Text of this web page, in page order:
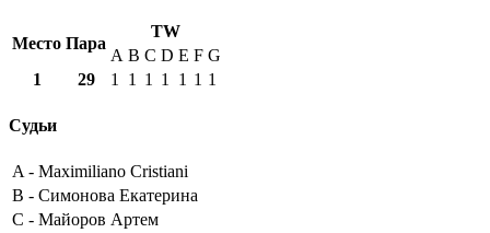
Место Пара
TW
A B C D E F G
1
29 1 1 1 1 1 1 1
Судьи
A - Maximiliano Cristiani
B - Симонова Екатерина
C - Майоров Артем